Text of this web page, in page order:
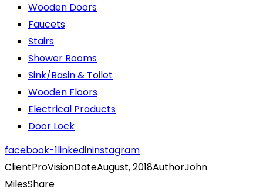
Wooden Doors
Faucets
Stairs
Shower Rooms
Sink/Basin & Toilet
Wooden Floors
Electrical Products
Door Lock
facebook-1linkedininstagram
ClientProVisionDateAugust, 2018AuthorJohn
MilesShare